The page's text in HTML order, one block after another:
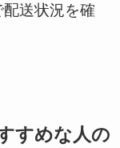
送状況を確
すめな人の